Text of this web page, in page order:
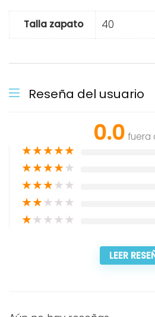
Talla zapato 40
Reseña del usuario
0.0 fuera
★★★★★
★★★★★
★★★★★
★★★★★
★★★★★
LEER